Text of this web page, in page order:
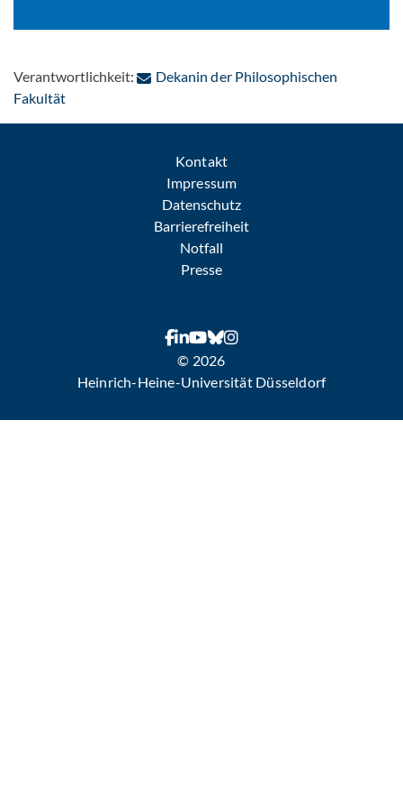
Verantwortlichkeit:
Dekanin der Philosophischen
Fakultät: Per E-Mail kontaktieren
Kontakt
Impressum
Datenschutz
Barrierefreiheit
Notfall
Presse
© 2026
Heinrich-Heine-Universität Düsseldorf